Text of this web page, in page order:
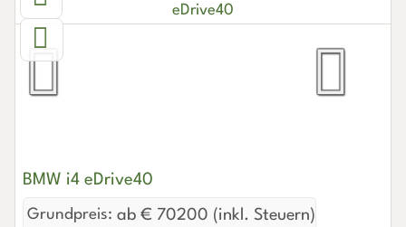
BMW i4 eDrive40
Grundpreis: ab € 70200 (inkl. Steuern)